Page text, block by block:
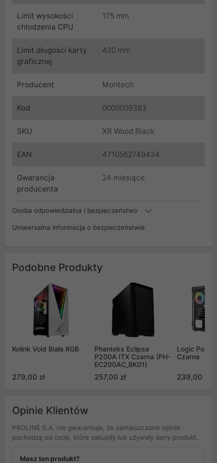
Limit wysokości
chłodzenia CPU
175 mm
Limit długości karty
graficznej
420 mm
Producent Montech
Kod 0000009383
SKU XR Wood Black
EAN 4710562749434
Gwarancja
producenta
24 miesiące
Osoba odpowiedzialna i bezpieczeństwo
Uniwersalna informacja o bezpieczeństwie
Podobne Produkty
Kolink Void Biała RGB
279,00 zł
Phanteks Eclipse
P200A ITX Czarna (PH-
EC200AC_BK01)
257,00 zł
Logic
Czarna
239,00 zł
Opinie Klientów
PROLINE S.A. nie gwarantuje, że zamieszczone opinie
pochodzą od osób, które zakupiły lub używały dany produkt.
Masz ten produkt?